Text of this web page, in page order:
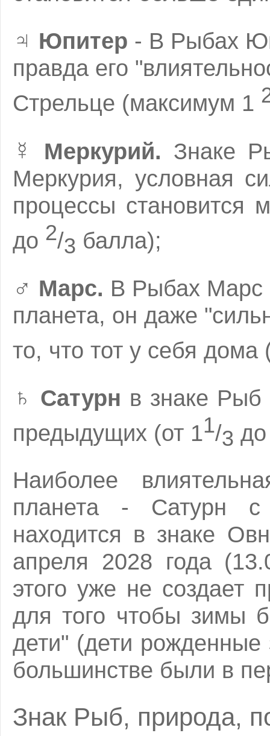
♃ Юпитер - В Рыбах
правда его
Стрельце (максимум 1
☿ Меркурий. Знаке
Меркурия, условная
процессы
до 2/3 балла);
♂ Марс. В Рыбах Марс
планета, он даже
то, что тот у себя дома
♄ Сатурн в знаке Рыб
предыдущих (от 11/3
Наиболее
планета - Сатурн
находится в знаке
апреля 2028 года
этого уже не создает
для того чтобы зимы
дети" (дети рожденные
большинстве были в
Знак Рыб, природа,